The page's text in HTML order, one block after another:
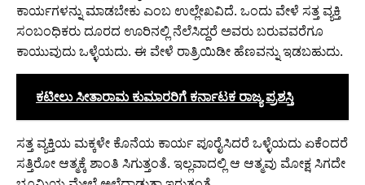
ಕಾರ್ಯಗಳನ್ನು ಮಾಡಬೇಕು ಎಂಬ ಉಲ್ಲೇಖವಿದೆ. ಒಂದು ವೇಳೆ ಸತ್ತ ವ್ಯಕ್ತಿ
ಸಂಬಂಧಿಕರು ದೂರದ ಊರಿನಲ್ಲಿ ನೆಲೆಸಿದ್ದರೆ ಅವರು ಬರುವವರೆಗೂ
ಕಾಯುವುದು ಒಳ್ಳೆಯದು. ಈ ವೇಳೆ ರಾತ್ರಿಯಿಡೀ ಹೆಣವನ್ನು ಇಡಬಹುದು.
ಕಟೀಲು ಸೀತಾರಾಮ ಕುಮಾರರಿಗೆ ಕರ್ನಾಟಕ ರಾಜ್ಯ ಪ್ರಶಸ್ತಿ
ಸತ್ತ ವ್ಯಕ್ತಿಯ ಮಕ್ಕಳೇ ಕೊನೆಯ ಕಾರ್ಯ ಪೂರೈಸಿದರೆ ಒಳ್ಳೆಯದು ಏಕೆಂದರೆ
ಸತ್ತಿರೋ ಆತ್ಮಕ್ಕೆ ಶಾಂತಿ ಸಿಗುತ್ತಂತೆ. ಇಲ್ಲವಾದಲ್ಲಿ ಆ ಆತ್ಮವು ಮೋಕ್ಷ ಸಿಗದೇ